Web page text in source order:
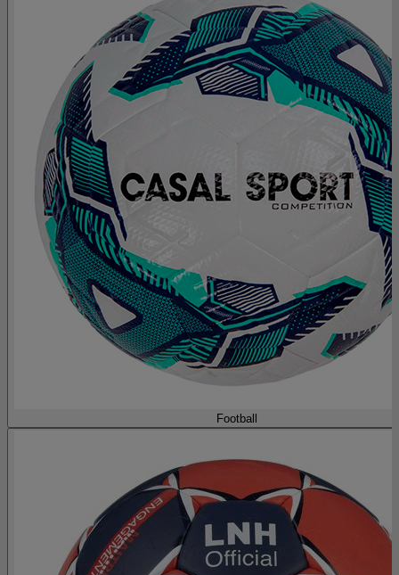
Football